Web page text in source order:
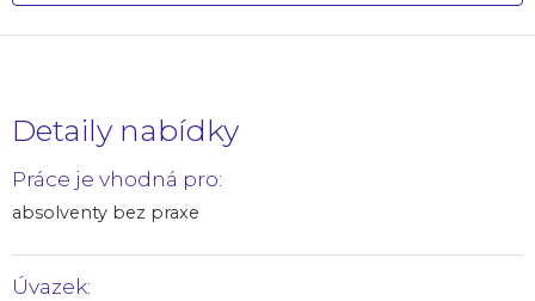
Detaily nabídky
Práce je vhodná pro:
absolventy bez praxe
Úvazek: